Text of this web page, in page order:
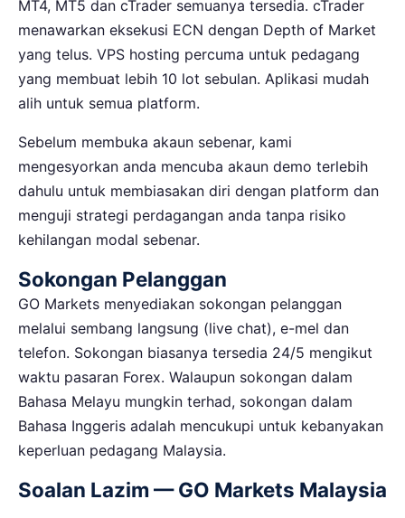
MT4, MT5 dan cTrader semuanya tersedia. cTrader
menawarkan eksekusi ECN dengan Depth of Market
yang telus. VPS hosting percuma untuk pedagang
yang membuat lebih 10 lot sebulan. Aplikasi mudah
alih untuk semua platform.
Sebelum membuka akaun sebenar, kami
mengesyorkan anda mencuba akaun demo terlebih
dahulu untuk membiasakan diri dengan platform dan
menguji strategi perdagangan anda tanpa risiko
kehilangan modal sebenar.
Sokongan Pelanggan
GO Markets menyediakan sokongan pelanggan
melalui sembang langsung (live chat), e-mel dan
telefon. Sokongan biasanya tersedia 24/5 mengikut
waktu pasaran Forex. Walaupun sokongan dalam
Bahasa Melayu mungkin terhad, sokongan dalam
Bahasa Inggeris adalah mencukupi untuk kebanyakan
keperluan pedagang Malaysia.
Soalan Lazim — GO Markets Malaysia